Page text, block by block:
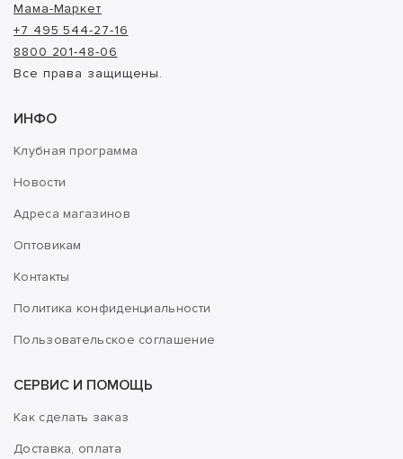
Мама-Маркет
+7 495 544-27-16
8800 201-48-06
Все права защищены.
ИНФО
Клубная программа
Новости
Адреса магазинов
Оптовикам
Контакты
Политика конфиденциальности
Пользовательское соглашение
СЕРВИС И ПОМОЩЬ
Как сделать заказ
Доставка, оплата